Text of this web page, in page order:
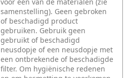
samenstelling). Geen gebroken
of beschadigd product
gebruiken. Gebruik geen
gebruikt of beschadigd
neusdopje of een neusdopje met
een ontbrekende of beschadigde
filter. Om hygiënische redenen